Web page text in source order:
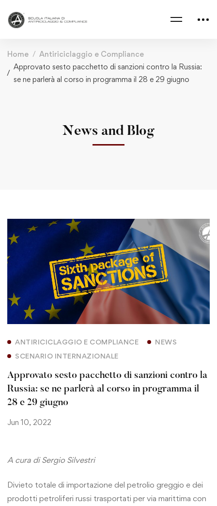
Home
Antiriciclaggio e Compliance
Approvato sesto pacchetto di sanzioni contro la Russia:
se ne parlerà al corso in programma il 28 e 29 giugno
News and Blog
ANTIRICICLAGGIO E COMPLIANCE
NEWS
SCENARIO INTERNAZIONALE
Approvato sesto pacchetto di sanzioni contro la
Russia: se ne parlerà al corso in programma il
28 e 29 giugno
Jun 10, 2022
A cura di Sergio Silvestri
Divieto totale di importazione del petrolio greggio e dei
prodotti petroliferi russi trasportati per via marittima con